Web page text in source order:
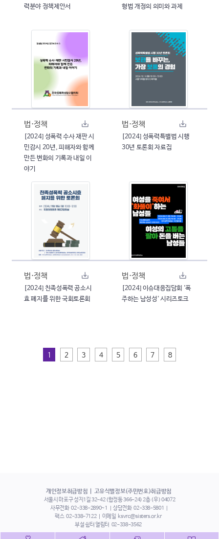
력분야 정책제안서
형법 개정의 의미와 과제
법·정책
[2024] 성폭력 수사 재판 시
민감시 20년, 피해자와 함께
만든 변화의 기록과 내일 이
야기
법·정책
[2024] 성폭력특별법 시행
30년 토론회 자료집
법·정책
[2024] 친족성폭력 공소시
효 폐지를 위한 국회토론회
법·정책
[2024] 이슈대응집담회 '폭
주하는 남성성' 시리즈토크
1 2 3 4 5 6 7 8
개인정보취급방침 고유식별정보(주민번호)취급방침
서울시 마포구 성지1길 32-42 (합정동 366-24) 2층 (우) 04072
사무전화 02-338-2890~1 상담전화 02-338-5801
팩스 02-338-7122 이메일 ksvrc@sisters.or.kr
부설 쉼터 열림터 02-338-3562